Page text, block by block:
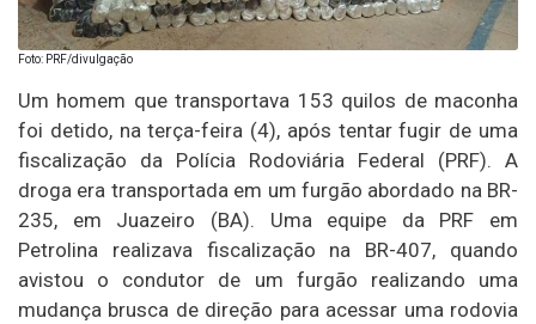
Foto: PRF/divulgação
Um homem que transportava 153 quilos de maconha
foi detido, na terça-feira (4), após tentar fugir de uma
fiscalização da Polícia Rodoviária Federal (PRF). A
droga era transportada em um furgão abordado na BR-
235, em Juazeiro (BA). Uma equipe da PRF em
Petrolina realizava fiscalização na BR-407, quando
avistou o condutor de um furgão realizando uma
mudança brusca de direção para acessar uma rodovia